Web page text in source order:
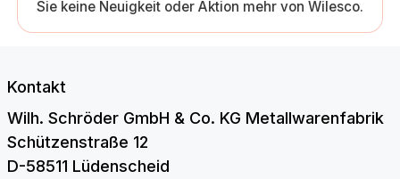
Sie keine Neuigkeit oder Aktion mehr von Wilesco.
Kontakt
Wilh. Schröder GmbH & Co. KG Metallwarenfabrik
Schützenstraße 12
D-58511 Lüdenscheid